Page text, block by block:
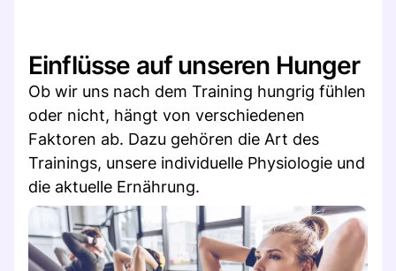
Einflüsse auf unseren Hunger
Ob wir uns nach dem Training hungrig fühlen
oder nicht, hängt von verschiedenen
Faktoren ab. Dazu gehören die Art des
Trainings, unsere individuelle Physiologie und
die aktuelle Ernährung.